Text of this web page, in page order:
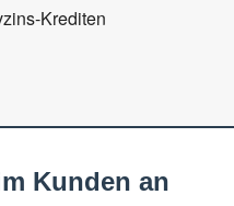
Krediten
Kunden an